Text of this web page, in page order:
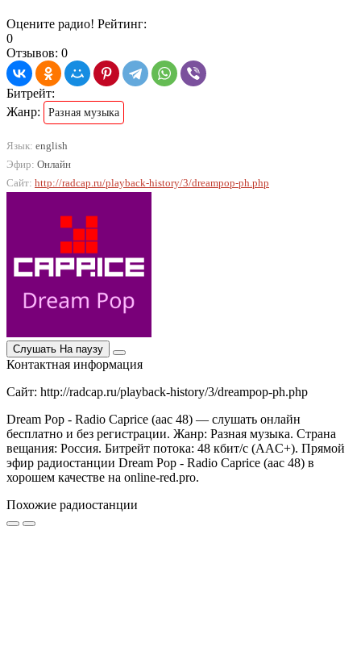
Оцените радио! Рейтинг:
0
Отзывов: 0
Битрейт:
Жанр:
Разная музыка
Язык: english
Эфир: Онлайн
Сайт: http://radcap.ru/playback-history/3/dreampop-ph.php
Слушать На паузу
Контактная информация
Сайт: http://radcap.ru/playback-history/3/dreampop-ph.php
Dream Pop - Radio Caprice (aac 48) — слушать онлайн
бесплатно и без регистрации. Жанр: Разная музыка. Страна
вещания: Россия. Битрейт потока: 48 кбит/с (AAC+). Прямой
эфир радиостанции Dream Pop - Radio Caprice (aac 48) в
хорошем качестве на online-red.pro.
Похожие радиостанции